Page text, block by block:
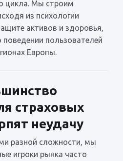
цикла. Мы строим
из психологии
активов и здоровья,
пользователей
Европы.
страховых
неудачу
разной сложности, мы
игроки рынка часто